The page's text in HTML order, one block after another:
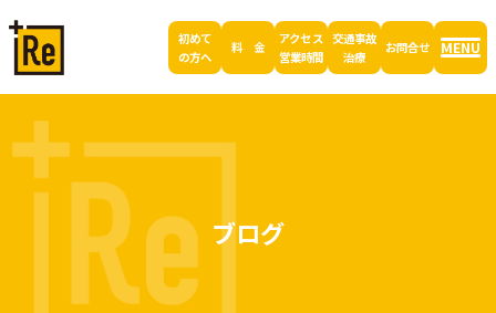
初めて
の方へ
料 金
アクセス
営業時間
交通事故
治療
お問合せ MENU
ブログ